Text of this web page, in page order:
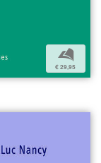
b
€ 29,95